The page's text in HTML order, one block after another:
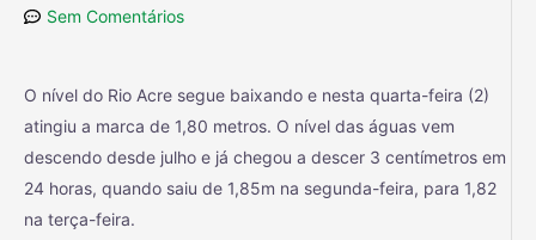
Sem Comentários
O nível do Rio Acre segue baixando e nesta quarta-feira (2)
atingiu a marca de 1,80 metros. O nível das águas vem
descendo desde julho e já chegou a descer 3 centímetros em
24 horas, quando saiu de 1,85m na segunda-feira, para 1,82
na terça-feira.